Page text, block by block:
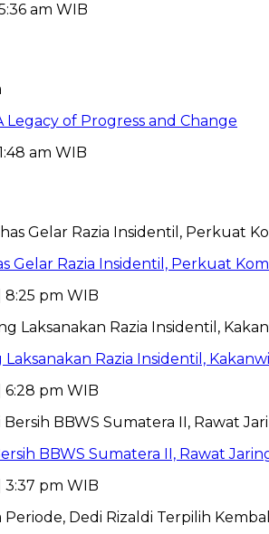
am WIB
Legacy of Progress and Change
am WIB
Gelar Razia Insidentil, Perkuat
8:25 pm WIB
Razia Insidentil,
6:28 pm WIB
BBWS Sumatera II, Rawat
3:37 pm WIB